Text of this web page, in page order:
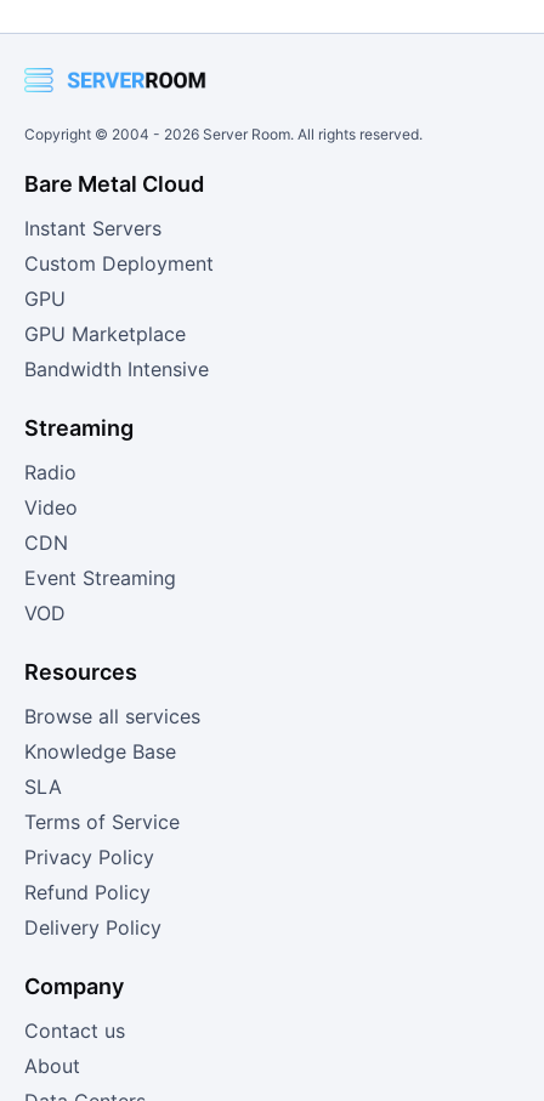
Copyright © 2004 - 2026 Server Room. All rights reserved.
Bare Metal Cloud
Instant Servers
Custom Deployment
GPU
GPU Marketplace
Bandwidth Intensive
Streaming
Radio
Video
CDN
Event Streaming
VOD
Resources
Browse all services
Knowledge Base
SLA
Terms of Service
Privacy Policy
Refund Policy
Delivery Policy
Company
Contact us
About